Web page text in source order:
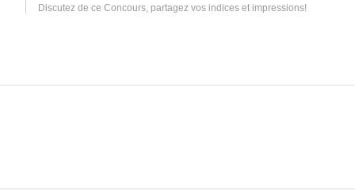
Discutez de ce Concours, partagez vos indices et impressions!